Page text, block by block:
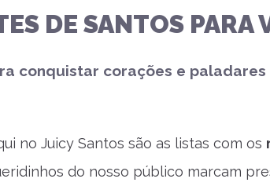
DE SANTOS PARA
conquistar corações e paladares
no Juicy Santos são as listas com os
do nosso público marcam